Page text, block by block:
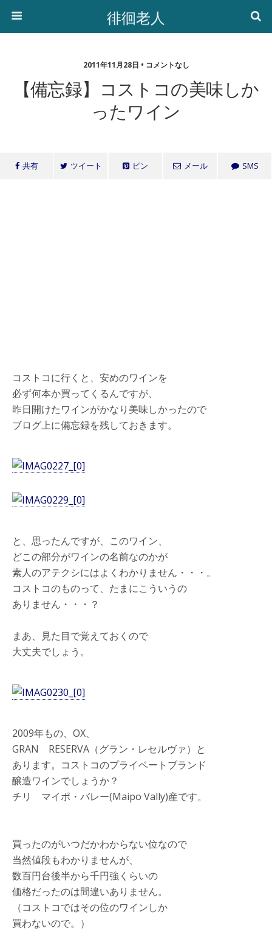
徘徊老人
2011年11月28日 • コメントなし
【備忘録】コストコの美味しか
ったワイン
共有 ツイート ピン メール SMS
コストコに行くと、安めのワインを
必ず何本か買ってくるんですが、
昨日開けたワインがかなり美味しかったので
ブログ上に備忘録を残しておきます。
と、思ったんですが、このワイン、
どこの部分がワインの名前なのかが
素人のアテクシにはよくわかりません・・・。
コストコのものって、たまにこういうの
ありません・・・？
まあ、見た目で覚えておくので
大丈夫でしょう。
2009年もの、OX、
GRAN RESERVA（グラン・レセルヴァ）と
あります。コストコのプライベートブランド
醸造ワインでしょうか？
チリ マイポ・バレー(Maipo Vally)産です。
買ったのがいつだかわからない位なので
当然値段もわかりませんが、
数百円台後半から千円強くらいの
価格だったのは間違いありません。
（コストコではその位のワインしか
買わないので。）